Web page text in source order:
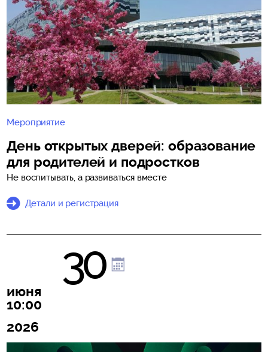
Мероприятие
День открытых дверей: образование
для родителей и подростков
Не воспитывать, а развиваться вместе
Детали и регистрация
30
июня
10:00
2026